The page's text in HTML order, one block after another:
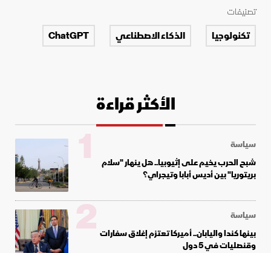
تصنيفات
تكنولوجيا الذكاء الاصطناعي ChatGPT
الأكثر قراءة
سياسة
شبح الحرب يخيم على إثيوبيا.. هل ينهار "سلام
بريتوريا" بين أديس أبابا وتيجراي؟
1
سياسة
بينها كندا واليابان.. أميركا تعتزم إغلاق سفارات
وقنصليات في 5 دول
2